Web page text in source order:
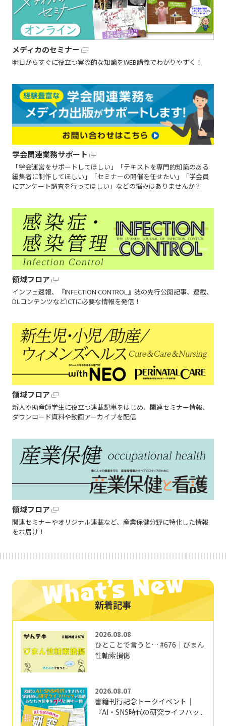
メディカのセミナー
明日からすぐに役立つ実際的な知識をWEB講義でわかりやすく！
学会関連業務サポート
「学会運営をサポートしてほしい」「テキストを専門的知識のある
編集者に制作してほしい」「セミナーの開催を任せたい」「学会員
にアンケート調査を行ってほしい」などの悩みはありませんか？
領域フロア
インフェ速報、『INFECTION CONTROL』誌の先行公開記事、連載、
DLコンテンツなどICTに必要な情報を発信！
領域フロア
新人や助産師学生に役立つ連載記事をはじめ、関連セミナー情報、
ダウンロード資料や動画アーカイブを配信
領域フロア
関連セミナーやオリジナル連載など、産業保健分野に特化した情報
をお届け！
新着記事
2026.08.08
ひとことで言うと… #676｜びまん
性軸索損傷
2026.08.07
書籍刊行記念トークイベント｜
『AI・SNS時代の研究ライフハッ...